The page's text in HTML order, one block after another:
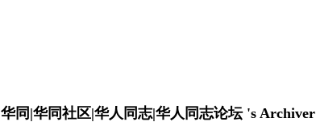
华同|华同社区|华人同志|华人同志论坛 's Archiver